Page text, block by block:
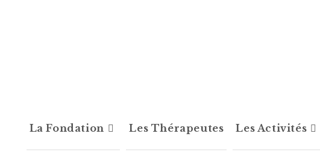
La Fondation Les Thérapeutes Les Activités